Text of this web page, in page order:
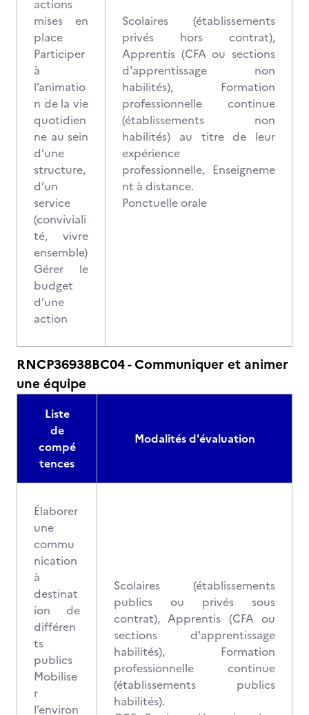
actions
mises en
place
Participer
à
l’animatio
n de la vie
quotidien
ne au sein
d’une
structure,
d’un
service
(conviviali
té, vivre
ensemble)
Gérer le
budget
d’une
action
Scolaires (établissements
privés hors contrat),
Apprentis (CFA ou sections
d'apprentissage non
habilités), Formation
professionnelle continue
(établissements non
habilités) au titre de leur
expérience
professionnelle, Enseigneme
nt à distance.
Ponctuelle orale
RNCP36938BC04 - Communiquer et animer
une équipe
Liste
de
compé
tences
Modalités d'évaluation
Élaborer
une
commu
nication
à
destinat
ion de
différen
ts
publics
Mobilise
r
l’environ
Scolaires (établissements
publics ou privés sous
contrat), Apprentis (CFA ou
sections d'apprentissage
habilités), Formation
professionnelle continue
(établissements publics
habilités).